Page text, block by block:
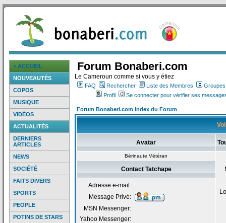
> ACCUEIL
NOUVEAUTÉS
COPOS
MUSIQUE
VIDÉOS
ACTUALITÉS
DERNIERS
ARTICLES
NEWS
SOCIÉTÉ
FAITS DIVERS
SPORTS
PEOPLE
POTINS DE STARS
Forum Bonaberi.com
Le Cameroun comme si vous y étiez
FAQ Rechercher Liste des Membres
Profil
Se connecter pour vérifier ses
Forum Bonaberi.com Index du Forum
Avatar
Bérinaute Vétéran
Contact Tatchape
Adresse e-mail:
Message Privé:
MSN Messenger:
Yahoo Messenger: